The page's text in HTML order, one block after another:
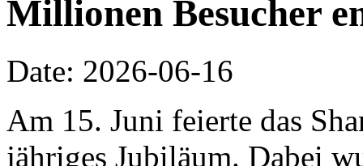
Millionen Besucher
Date: 2026-06-16
Am 15. Juni feierte das
jähriges Jubiläum. Dabei